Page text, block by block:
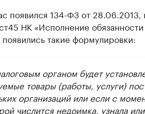
появился 134-ФЗ от
НК «Исполнение обязанности
такие формулировки:
органом будет
товары (работы, услуги)
организаций или если с
числится недоимка, узнала